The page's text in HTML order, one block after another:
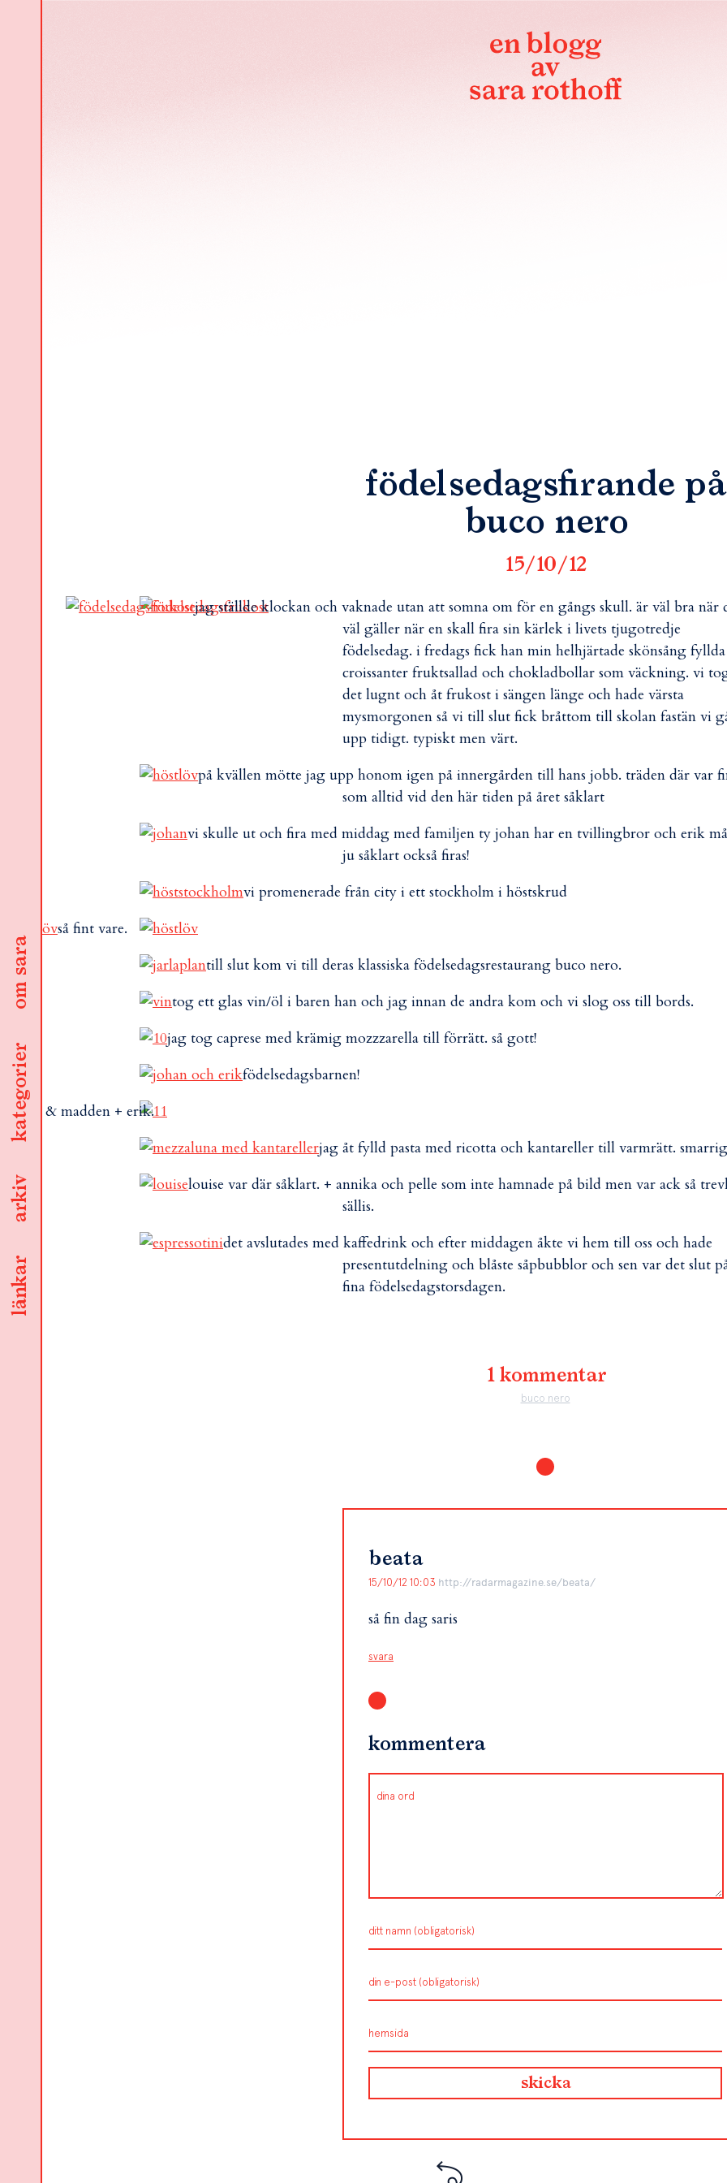
länkar
arkiv
kategorier
om sara
födelsedagsfirande på
buco nero
15/10/12
jag ställde klockan och vaknade utan att somna om för en gångs skull. är väl bra när
väl gäller när en skall fira sin kärlek i livets tjugotredje
födelsedag. i fredags fick han min helhjärtade skönsång fyllda
croissanter fruktsallad och chokladbollar som väckning. vi
det lugnt och åt frukost i sängen länge och hade värsta
mysmorgonen så vi till slut fick bråttom till skolan fastän vi
upp tidigt. typiskt men värt.
på kvällen mötte jag upp honom igen på innergården till hans jobb. träden där var
som alltid vid den här tiden på året såklart
vi skulle ut och fira med middag med familjen ty johan har en tvillingbror och erik
ju såklart också firas!
vi promenerade från city i ett stockholm i höstskrud
så fint vare.
till slut kom vi till deras klassiska födelsedagsrestaurang buco nero.
tog ett glas vin/öl i baren han och jag innan de andra kom och vi slog oss till bords.
jag tog caprese med krämig mozzzarella till förrätt. så gott!
födelsedagsbarnen!
& madden + erik.
jag åt fylld pasta med ricotta och kantareller till varmrätt.
louise var där såklart. + annika och pelle som inte hamnade på bild men var ack så
sällis.
det avslutades med kaffedrink och efter middagen åkte vi hem till oss och hade
presentutdelning och blåste såpbubblor och sen var det slut
fina födelsedagstorsdagen.
1 kommentar
buco nero
beata
15/10/12 10:03 http://radarmagazine.se/beata/
så fin dag saris
svara
kommentera